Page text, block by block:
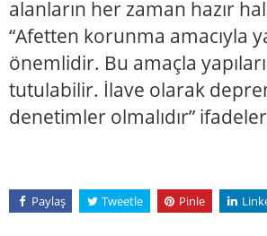
alanların her zaman hazır
“Afetten korunma amacıyla
önemlidir. Bu amaçla
tutulabilir. İlave olarak
denetimler olmalıdır”
Paylaş Tweetle Pinle